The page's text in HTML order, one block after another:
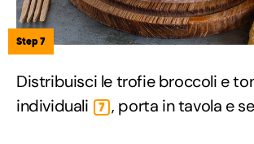
Step 7
Distribuisci le trofie broccoli e
individuali
7 , porta in tavola e